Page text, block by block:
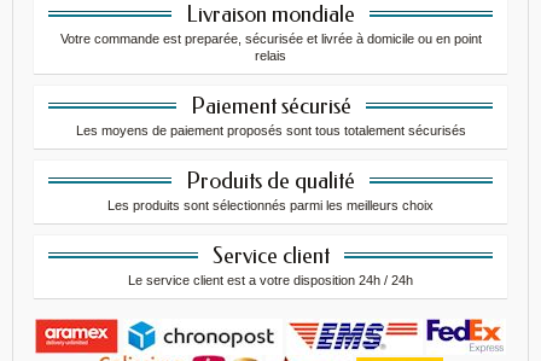
Livraison mondiale
Votre commande est preparée, sécurisée et livrée à domicile ou en point
relais
Paiement sécurisé
Les moyens de paiement proposés sont tous totalement sécurisés
Produits de qualité
Les produits sont sélectionnés parmi les meilleurs choix
Service client
Le service client est a votre disposition 24h / 24h